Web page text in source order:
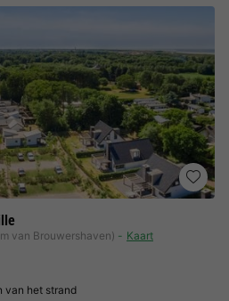
van Brouwershaven) Kaart
van het strand